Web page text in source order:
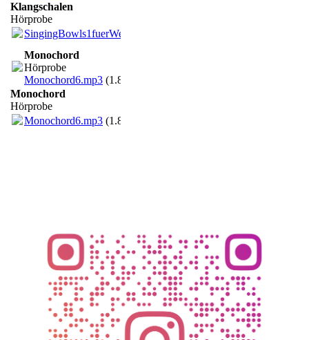
Klangschalen
Hörprobe
SingingBowls1fuerWeb.m4a
Monochord
Hörprobe
Monochord6.mp3 (1.87MB)
Monochord
Hörprobe
Monochord6.mp3 (1.87MB)